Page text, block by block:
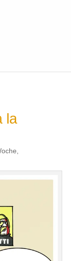
la